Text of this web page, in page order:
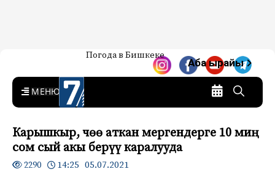
7-канал. Жаңылыктар —
Кыргызстан
Жаңылыктар — Кыргызстан
Погода в Бишкеке
Аба ырайы
MENU
Карышкыр, чөө аткан мергендерге 10 миң
сом сый акы берүү каралууда
2290 14:25 05.07.2021